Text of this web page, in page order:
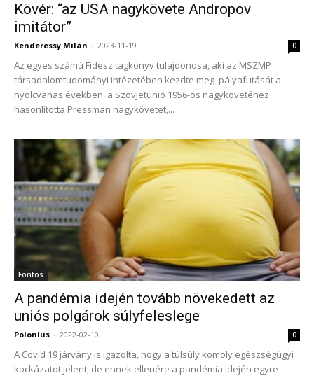
Kövér: “az USA nagykövete Andropov
imitátor”
Kenderessy Milán - 2023-11-19 0
Az egyes számú Fidesz tagkönyv tulajdonosa, aki az MSZMP
társadalomtudományi intézetében kezdte meg pályafutását a
nyolcvanas években, a Szovjetunió 1956-os nagykövetéhez
hasonlította Pressman nagykövetet,...
Fontos
A pandémia idején tovább növekedett az
uniós polgárok súlyfeleslege
Polonius - 2022-02-10 0
A Covid 19 járvány is igazolta, hogy a túlsúly komoly egészségügyi
kockázatot jelent, de ennek ellenére a pandémia idején egyre